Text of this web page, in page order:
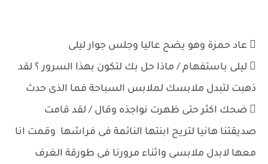
 عاد حمزة وهو يضح عاليا وجلس جوار ليلى
 ليلى باستفهام / ماذا حل بك لتكون بهذا السرور ؟ لقد
ذهبت لتبدل ملابسك لملابس السباحة فما الذى حدث
 ضحك اكثر حتى ظهرت نواجذه وقال / لقد قامت
صديقتنا هانيا لتريح ابنتها النائمة فى فراشها وقمت انا
معها لابدل ملابسى واثناء مرورنا فى طورقة الغرف